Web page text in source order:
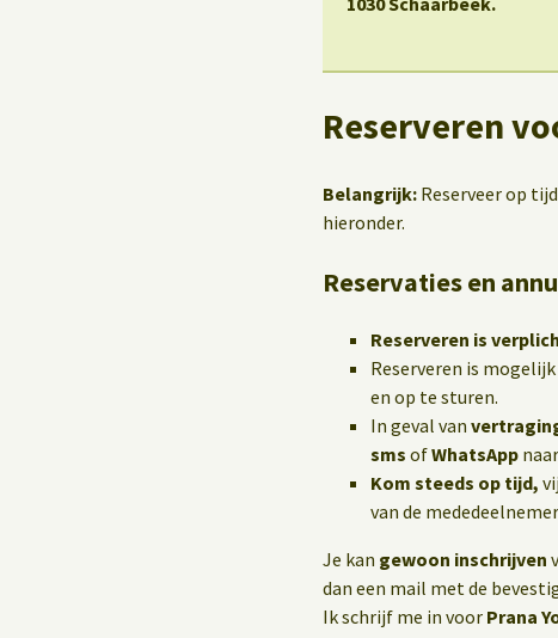
Reserveren
Belangrijk: Reserveer op
hieronder.
Reservaties en
Reserveren is
Reserveren is mogelijk
en op te sturen.
In geval van
sms ofWhatsApp
Kom steeds op tijd,
van de
Je kan gewoon inschrijven
dan een mail met de
Ik schrijf me in voor Prana